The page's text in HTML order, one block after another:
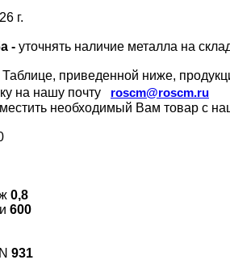
г.
- уточнять наличие металла на
приведенной ниже,
на нашу почту
roscm@roscm.ru
необходимый Вам товар с
0,8
600
931